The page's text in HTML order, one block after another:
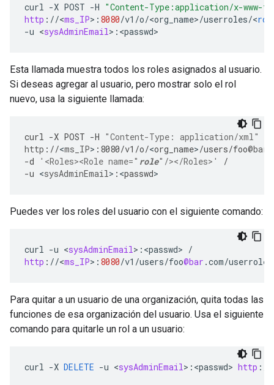
curl -X POST -H "Content-Type:application/x-www-
http : //<ms_IP> : 8080/v1 /o/<org_name>/userroles/<
-u <sysAdminEmail> : <passwd>
Esta llamada muestra todos los roles asignados al usuario.
Si deseas agregar al usuario, pero mostrar solo el rol
nuevo, usa la siguiente llamada:
curl -X POST -H "Content-Type: application/xml"
http : //<ms_IP> : 8080/v1 /o/<org_name>/users/foo@bar
-d '<Roles><Role name=" role"/></Roles>'
/
-u <sysAdminEmail> : <passwd>
Puedes ver los roles del usuario con el siguiente comando:
curl -u <sysAdminEmail> : <passwd> /
http : //<ms_IP> : 8080/v1 /users/foo@bar .com/userroles
Para quitar a un usuario de una organización, quita todas las
funciones de esa organización del usuario. Usa el siguiente
comando para quitarle un rol a un usuario:
curl -X DELETE -u <sysAdminEmail> : <passwd> http :